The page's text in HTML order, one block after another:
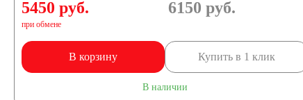
5450 руб.
при обмене
6150 руб.
В корзину Купить в 1 клик
В наличии